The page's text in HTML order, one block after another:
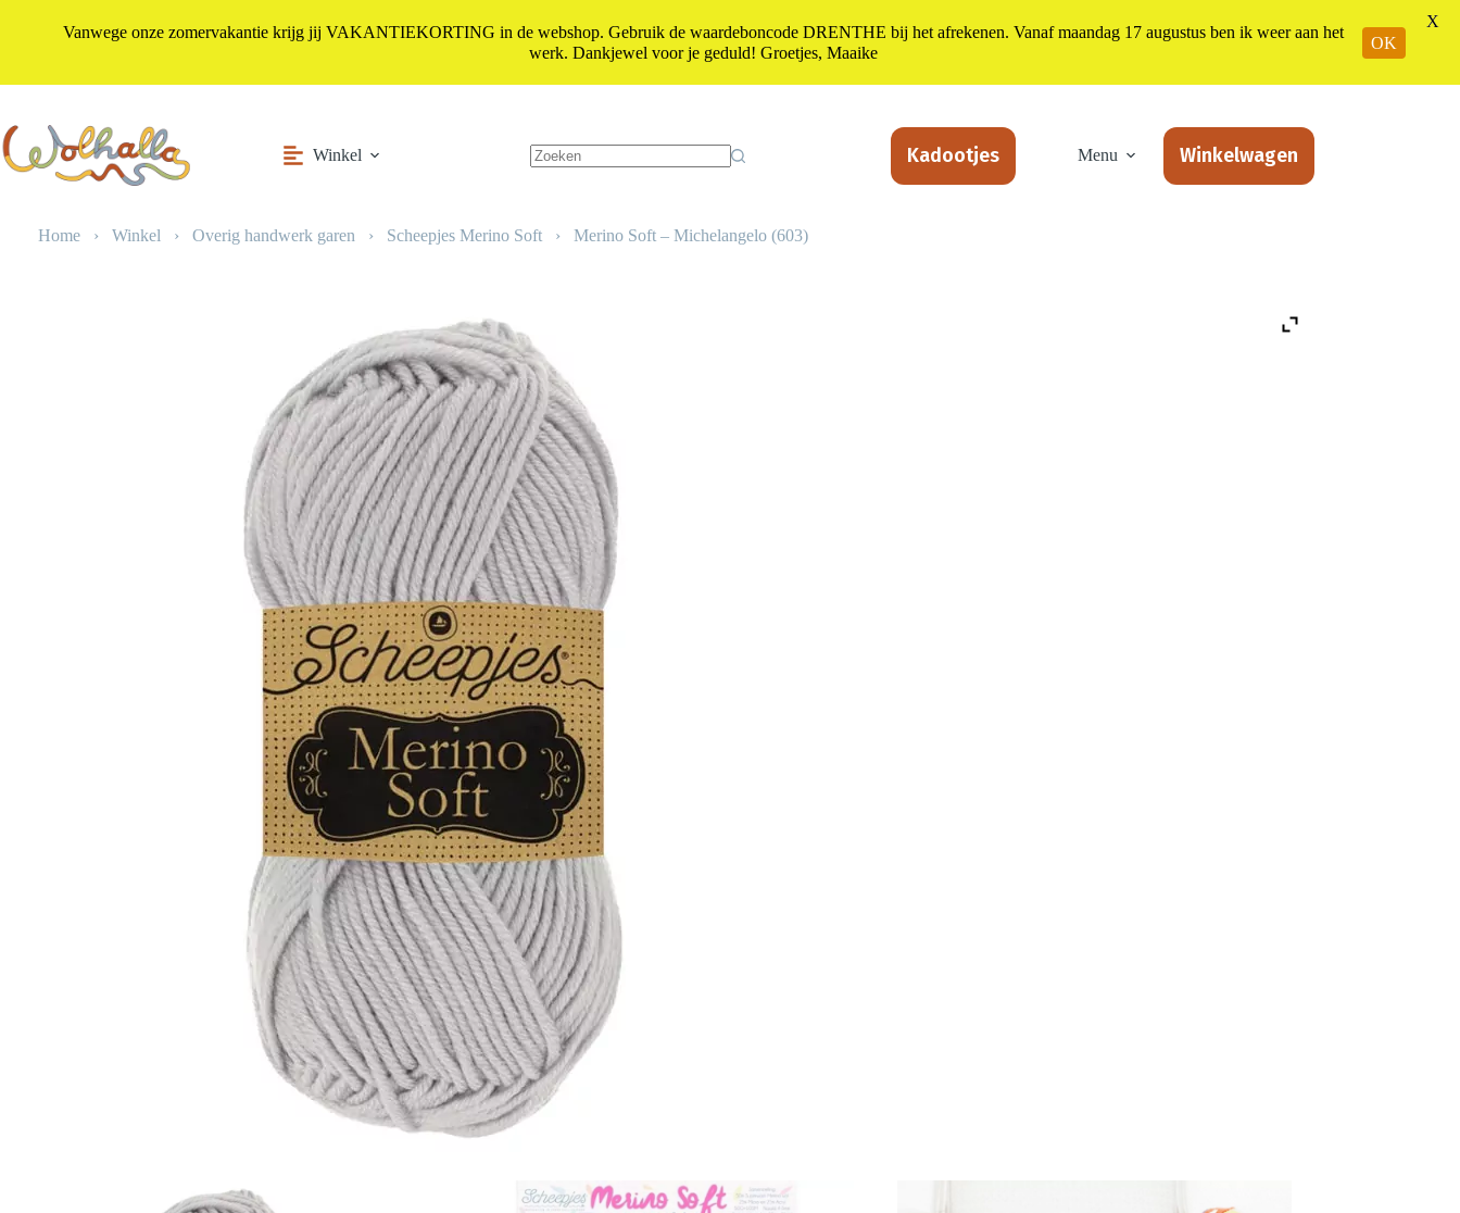
de
inhoud
Winkel
Kadootjes Menu Winkelwagen
Home › Winkel › Overig handwerk garen › Scheepjes Merino Soft › Merino Soft – Michelangelo (603)
Vanwege onze zomervakantie krijg jij VAKANTIEKORTING in de webshop. Gebruik de waardeboncode DRENTHE bij het afrekenen. Vanaf maandag 17 augustus ben ik weer aan het
werk. Dankjewel voor je geduld! Groetjes, Maaike
OK
X